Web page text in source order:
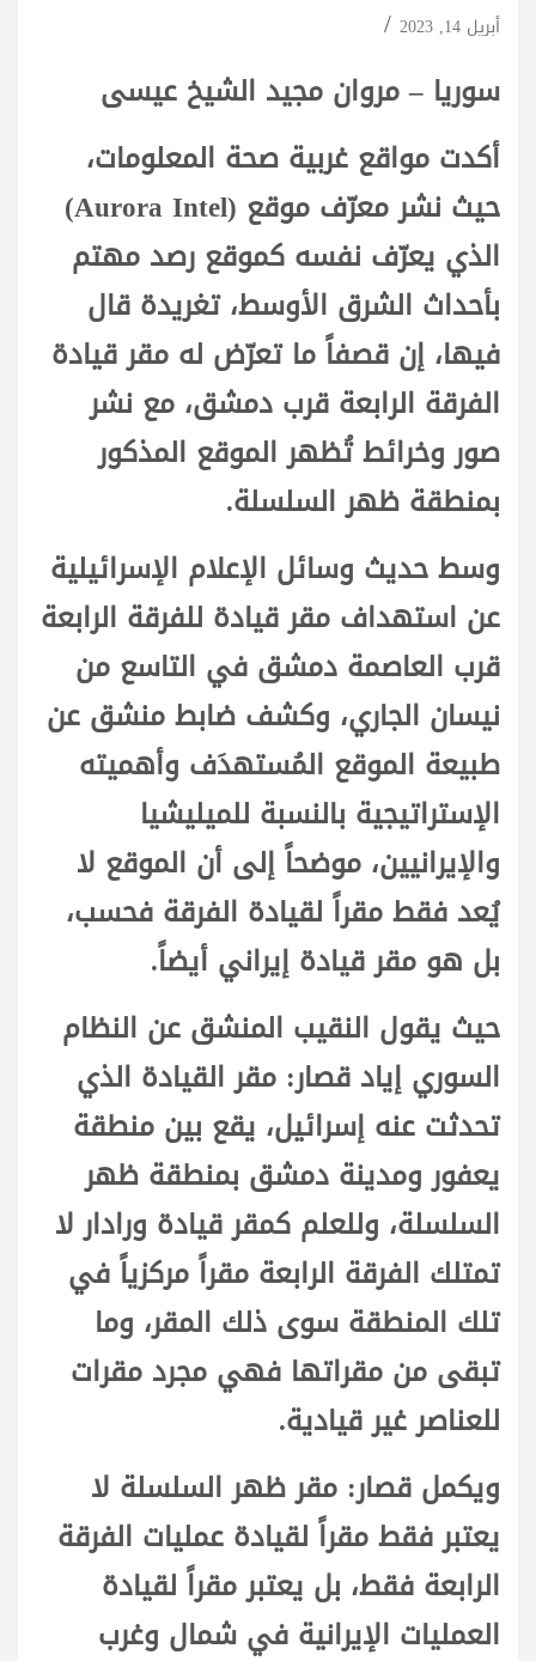
أبريل 14, 2023
سوريا – مروان مجيد الشيخ عيسى
أكدت مواقع غربية صحة المعلومات،
حيث نشر معرّف موقع (Aurora Intel)
الذي يعرّف نفسه كموقع رصد مهتم
بأحداث الشرق الأوسط، تغريدة قال
فيها، إن قصفاً ما تعرّض له مقر قيادة
الفرقة الرابعة قرب دمشق، مع نشر
صور وخرائط تُظهر الموقع المذكور
بمنطقة ظهر السلسلة.
وسط حديث وسائل الإعلام الإسرائيلية
عن استهداف مقر قيادة للفرقة الرابعة
قرب العاصمة دمشق في التاسع من
نيسان الجاري، وكشف ضابط منشق عن
طبيعة الموقع المُستهدَف وأهميته
الإستراتيجية بالنسبة للميليشيا
والإيرانيين، موضحاً إلى أن الموقع لا
يُعد فقط مقراً لقيادة الفرقة فحسب،
بل هو مقر قيادة إيراني أيضاً.
حيث يقول النقيب المنشق عن النظام
السوري إياد قصار: مقر القيادة الذي
تحدثت عنه إسرائيل، يقع بين منطقة
يعفور ومدينة دمشق بمنطقة ظهر
السلسلة، وللعلم كمقر قيادة ورادار لا
تمتلك الفرقة الرابعة مقراً مركزياً في
تلك المنطقة سوى ذلك المقر، وما
تبقى من مقراتها فهي مجرد مقرات
للعناصر غير قيادية.
ويكمل قصار: مقر ظهر السلسلة لا
يعتبر فقط مقراً لقيادة عمليات الفرقة
الرابعة فقط، بل يعتبر مقراً لقيادة
العمليات الإيرانية في شمال وغرب